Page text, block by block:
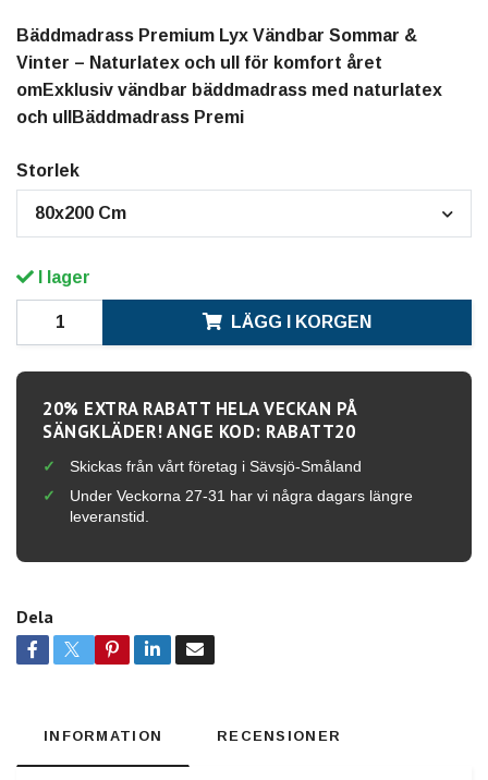
Bäddmadrass Premium Lyx Vändbar Sommar &
Vinter – Naturlatex och ull för komfort året
omExklusiv vändbar bäddmadrass med naturlatex
och ullBäddmadrass Premi
Storlek
80x200 Cm
I lager
LÄGG I KORGEN
20% EXTRA RABATT HELA VECKAN PÅ
SÄNGKLÄDER! ANGE KOD: RABATT20
Skickas från vårt företag i Sävsjö-Småland
Under Veckorna 27-31 har vi några dagars längre
leveranstid.
Dela
INFORMATION RECENSIONER